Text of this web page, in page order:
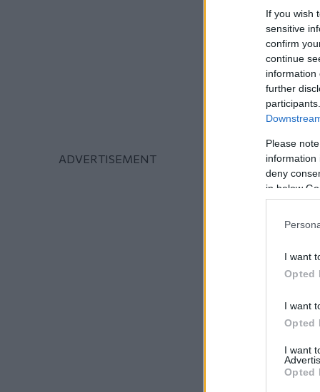
If you wish
sensitive
confirm
continue
information
further
Please
information
deny
in below
I want
Opted
I want
Opted
I want
Opted